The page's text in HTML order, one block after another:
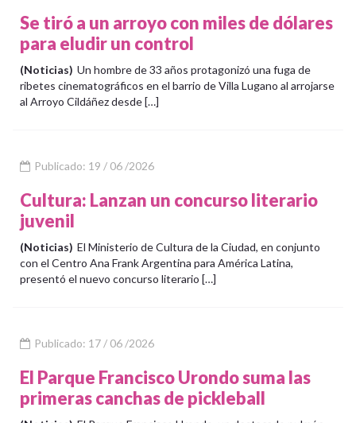
Se tiró a un arroyo con miles de dólares
para eludir un control
(Noticias) Un hombre de 33 años protagonizó una fuga de
ribetes cinematográficos en el barrio de Villa Lugano al arrojarse
al Arroyo Cildáñez desde […]
Publicado: 19 / 06 /2026
Cultura: Lanzan un concurso literario
juvenil
(Noticias) El Ministerio de Cultura de la Ciudad, en conjunto
con el Centro Ana Frank Argentina para América Latina,
presentó el nuevo concurso literario […]
Publicado: 17 / 06 /2026
El Parque Francisco Urondo suma las
primeras canchas de pickleball